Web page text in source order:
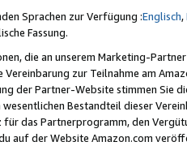
Sprachen zur Verfügung :Englisch,
Fassung.
die an unserem Marketing-
Vereinbarung zur Teilnahme am
der Partner-Website stimmen Sie
wesentlichen Bestandteil dieser
für das Partnerprogramm, den
auf der Website Amazon.com